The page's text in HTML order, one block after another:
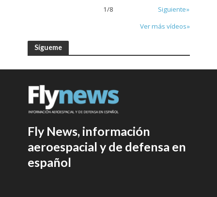
1/8
Siguiente»
Ver más vídeos»
Sígueme
Fly News, información
aeroespacial y de defensa en
español